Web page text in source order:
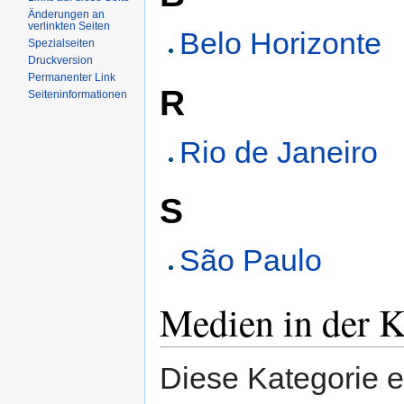
Belo Horizonte
R
Rio de Janeiro
S
São Paulo
Medien in der
Diese Kategorie
Änderungen an
verlinkten Seiten
Spezialseiten
Druckversion
Permanenter Link
Seiteninformationen